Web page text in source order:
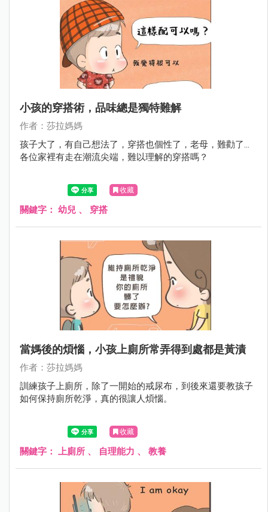
小孩的穿搭術，品味總是獨特難解
作者：莎拉媽媽
孩子大了，有自己想法了，穿搭也個性了，老母，難勸了...
各位家裡有走在潮流尖端，難以理解的穿搭嗎？
收藏
關鍵字： 幼兒 、 穿搭
當媽後的煩惱，小孩上廁所常弄得到處都是黃漬
作者：莎拉媽媽
訓練孩子上廁所，除了一開始的戒尿布，到後來還要教孩子
如何保持廁所乾淨，真的很讓人煩惱。
收藏
關鍵字： 上廁所 、 自理能力 、 教養